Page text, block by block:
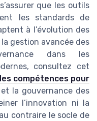
que les outils
les standards de
à l’évolution des
gestion avancée des
dans les
consultez cet
compétences pour
la gouvernance des
l’innovation ni la
contraire le socle de